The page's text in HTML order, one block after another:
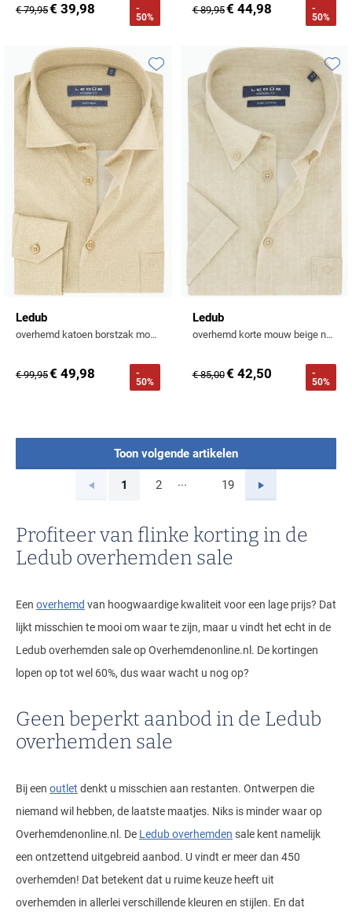
€ 79,95€ 39,98
-
50%
€ 89,95€ 44,98
-
50%
Ledub
overhemd katoen borstzak modern fit geel geprint
€ 99,95€ 49,98
-
50%
Toevoegen aan favorieten
Ledub
overhemd korte mouw beige normale fit
€ 85,00€ 42,50
-
50%
Toon volgende artikelen
Vorige
1
2
...
19 Volgende
Profiteer van flinke korting in de
Ledub overhemden sale
Een overhemd van hoogwaardige kwaliteit voor een lage prijs? Dat
lijkt misschien te mooi om waar te zijn, maar u vindt het echt in de
Ledub overhemden sale op Overhemdenonline.nl. De kortingen
lopen op tot wel 60%, dus waar wacht u nog op?
Geen beperkt aanbod in de Ledub
overhemden sale
Bij een outlet denkt u misschien aan restanten. Ontwerpen die
niemand wil hebben, de laatste maatjes. Niks is minder waar op
Overhemdenonline.nl. De Ledub overhemden sale kent namelijk
een ontzettend uitgebreid aanbod. U vindt er meer dan 450
overhemden! Dat betekent dat u ruime keuze heeft uit
overhemden in allerlei verschillende kleuren en stijlen. En dat